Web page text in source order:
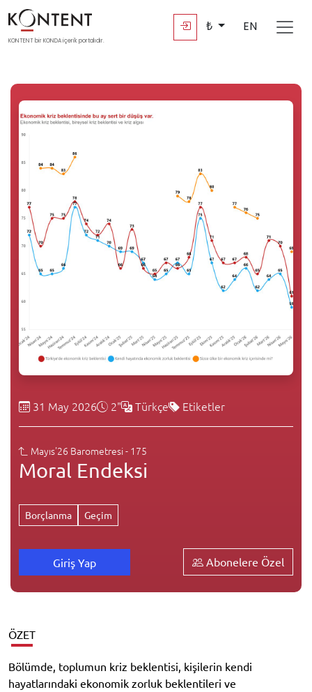
KONTENT bir KONDA içerik portalıdır.
₺ EN
31 May 2026 2" Türkçe Etiketler
Mayıs'26 Barometresi - 175
Moral Endeksi
Borçlanma Geçim
Giriş Yap Abonelere Özel
ÖZET
Bölümde, toplumun kriz beklentisi, kişilerin kendi
hayatlarındaki ekonomik zorluk beklentileri ve